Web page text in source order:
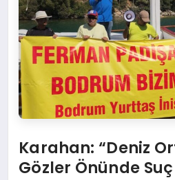
Karahan: “Deniz
Gözler Önünde